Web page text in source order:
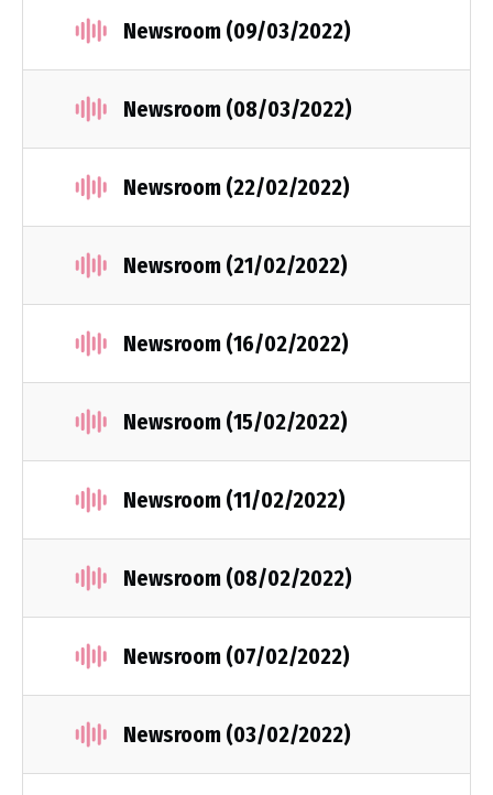
Newsroom (09/03/2022)
Newsroom (08/03/2022)
Newsroom (22/02/2022)
Newsroom (21/02/2022)
Newsroom (16/02/2022)
Newsroom (15/02/2022)
Newsroom (11/02/2022)
Newsroom (08/02/2022)
Newsroom (07/02/2022)
Newsroom (03/02/2022)